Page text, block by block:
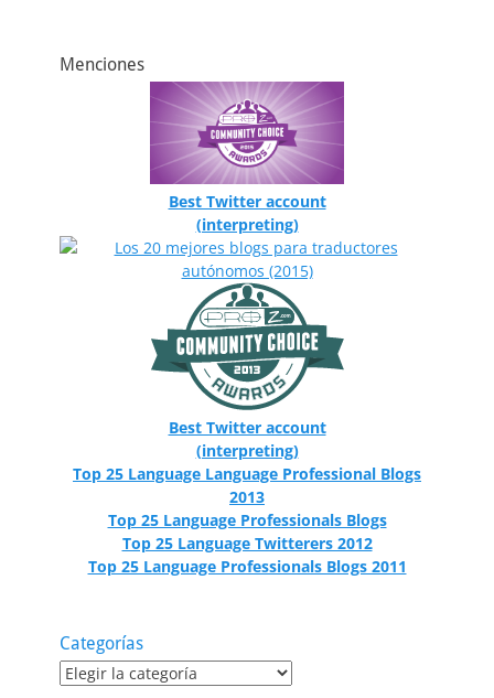
Menciones
Best Twitter account
(interpreting)
Best Twitter account
(interpreting)
Top 25 Language Language Professional Blogs
2013
Top 25 Language Professionals Blogs
Top 25 Language Twitterers 2012
Top 25 Language Professionals Blogs 2011
Categorías
Categorías